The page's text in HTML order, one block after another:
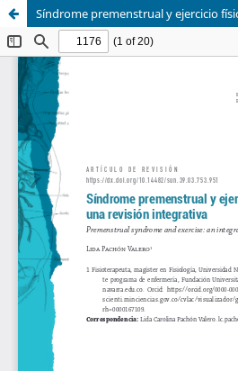
Síndrome premenstrual y ejercicio